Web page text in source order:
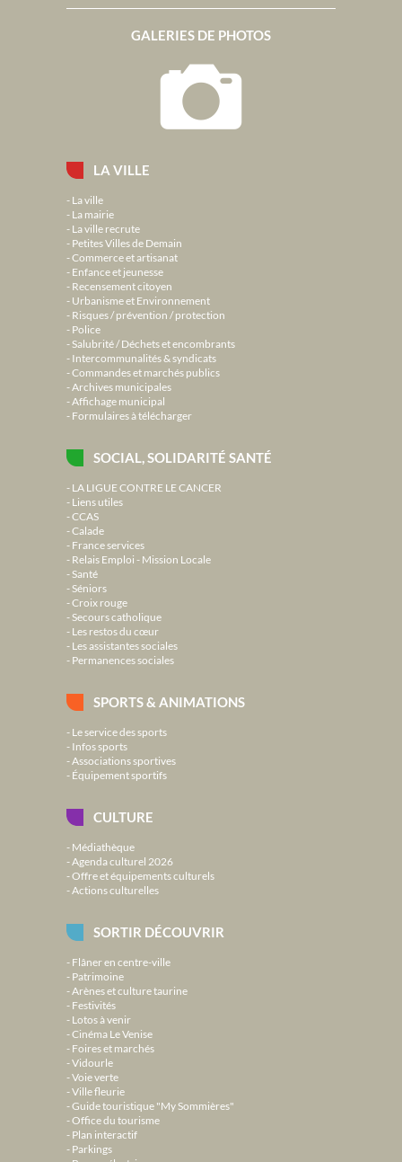
LA VILLE
La ville
La mairie
La ville recrute
Petites Villes de Demain
Commerce et artisanat
Enfance et jeunesse
Recensement citoyen
Urbanisme et Environnement
Risques / prévention / protection
Police
Salubrité / Déchets et encombrants
Intercommunalités & syndicats
Commandes et marchés publics
Archives municipales
Affichage municipal
Formulaires à télécharger
SOCIAL, SOLIDARITÉ SANTÉ
LA LIGUE CONTRE LE CANCER
Liens utiles
CCAS
Calade
France services
Relais Emploi - Mission Locale
Santé
Séniors
Croix rouge
Secours catholique
Les restos du cœur
Les assistantes sociales
Permanences sociales
SPORTS & ANIMATIONS
Le service des sports
Infos sports
Associations sportives
Équipement sportifs
CULTURE
Médiathèque
Agenda culturel 2026
Offre et équipements culturels
Actions culturelles
SORTIR DÉCOUVRIR
Flâner en centre-ville
Patrimoine
Arènes et culture taurine
Festivités
Lotos à venir
Cinéma Le Venise
Foires et marchés
Vidourle
Voie verte
Ville fleurie
Guide touristique "My Sommières"
Office du tourisme
Plan interactif
Parkings
GALERIES DE PHOTOS